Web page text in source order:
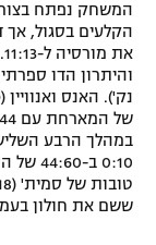
תנאי שימוש
מדיניות
תקנון פעילות
ספורט אתגרי
אומנויות לחימה
גיימינג E-Sports
המשחק נפתח
הקלעים בסגול, אך
0:10
ששם את חולון